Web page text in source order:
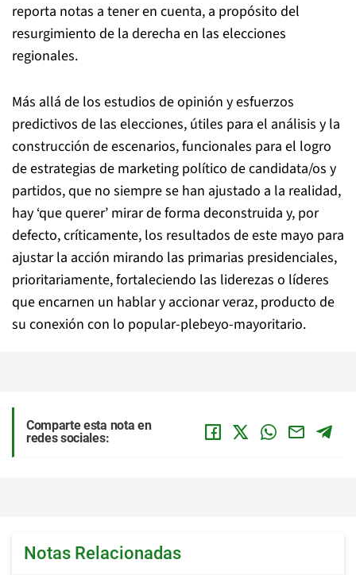
reporta notas a tener en cuenta, a propósito del
resurgimiento de la derecha en las elecciones
regionales.
Más allá de los estudios de opinión y esfuerzos
predictivos de las elecciones, útiles para el análisis y la
construcción de escenarios, funcionales para el logro
de estrategias de marketing político de candidata/os y
partidos, que no siempre se han ajustado a la realidad,
hay ‘que querer’ mirar de forma deconstruida y, por
defecto, críticamente, los resultados de este mayo para
ajustar la acción mirando las primarias presidenciales,
prioritariamente, fortaleciendo las liderezas o líderes
que encarnen un hablar y accionar veraz, producto de
su conexión con lo popular-plebeyo-mayoritario.
Comparte esta nota en
redes sociales:
Notas Relacionadas